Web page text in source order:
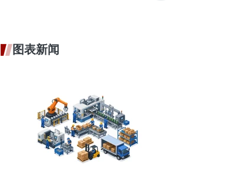
图表新闻